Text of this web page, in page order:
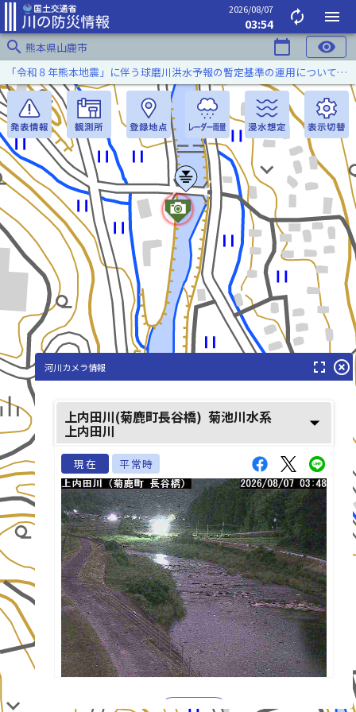
2026/08/07
03:54 autorenew
menu
search 熊本県山鹿市 calendar_today visibility
上内田川(かみうちだがわ)
「令和８年熊本地震」に伴う球磨川洪水予報の暫定基準の運用について（令和８年８月５日）
河川カメラ情報 fullscreen highlight_off
上内田川(菊鹿町長谷橋) 菊池川水系
上内田川 arrow_drop_down
現在 平常時